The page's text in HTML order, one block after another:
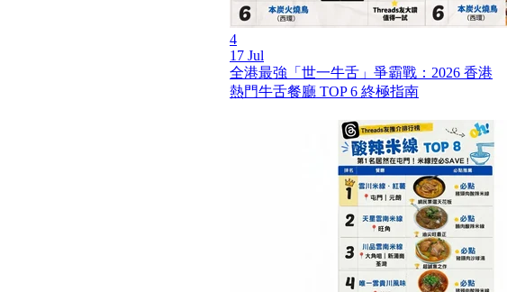
4
17 Jul
全港最強「世一牛舌」爭霸戰：2026 香港
熱門牛舌餐廳 TOP 6 終極指南